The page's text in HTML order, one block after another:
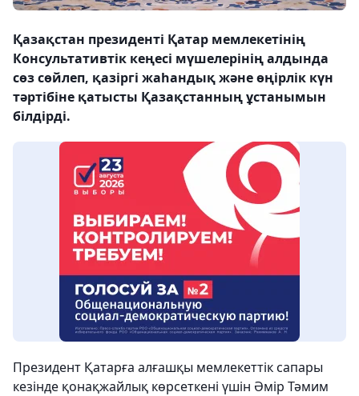
Қазақстан президенті Қатар мемлекетінің
Консультативтік кеңесі мүшелерінің алдында
сөз сөйлеп, қазіргі жаһандық және өңірлік күн
тәртібіне қатысты Қазақстанның ұстанымын
білдірді.
Президент Қатарға алғашқы мемлекеттік сапары
кезінде қонақжайлық көрсеткені үшін Әмір Тәмим